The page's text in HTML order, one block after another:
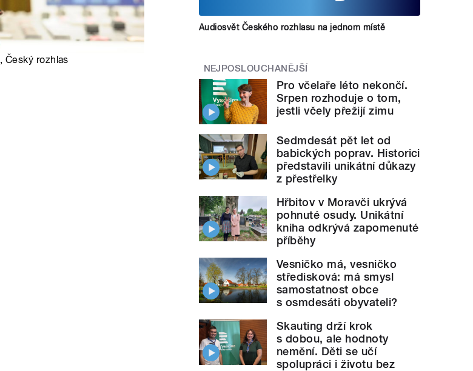
, Český rozhlas
Audiosvět Českého rozhlasu na jednom místě
NEJPOSLOUCHANĚJŠÍ
Pro včelaře léto nekončí.
Srpen rozhoduje o tom,
jestli včely přežijí zimu
Sedmdesát pět let od
babických poprav. Historici
představili unikátní důkazy
z přestřelky
Hřbitov v Moravči ukrývá
pohnuté osudy. Unikátní
kniha odkrývá zapomenuté
příběhy
Vesničko má, vesničko
středisková: má smysl
samostatnost obce
s osmdesáti obyvateli?
Skauting drží krok
s dobou, ale hodnoty
nemění. Děti se učí
spolupráci i životu bez